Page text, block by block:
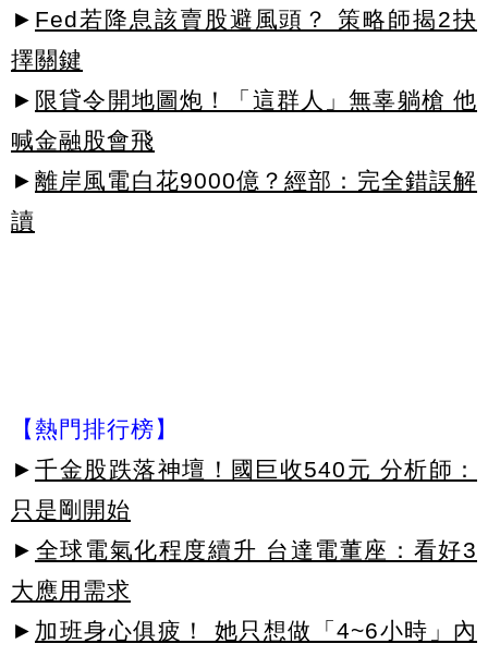
► Fed若降息該賣股避風頭？ 策略師揭2抉
擇關鍵
► 限貸令開地圖炮！「這群人」無辜躺槍 他
喊金融股會飛
► 離岸風電白花9000億？經部：完全錯誤解
讀
【熱門排行榜】
► 千金股跌落神壇！國巨收540元 分析師：
只是剛開始
► 全球電氣化程度續升 台達電董座：看好3
大應用需求
► 加班身心俱疲！ 她只想做「4~6小時」內